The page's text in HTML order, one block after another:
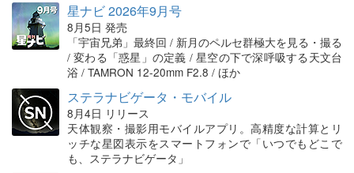
星ナビ 2026年9月号
8月5日 発売
「宇宙兄弟」最終回 / 新月のペルセ群極大を見る・撮る
/ 変わる「惑星」の定義 / 星空の下で深呼吸する天文台
浴 / TAMRON 12-20mm F2.8 / ほか
ステラナビゲータ・モバイル
8月4日 リリース
天体観察・撮影用モバイルアプリ。高精度な計算とリ
ッチな星図表示をスマートフォンで「いつでもどこで
も、ステラナビゲータ」